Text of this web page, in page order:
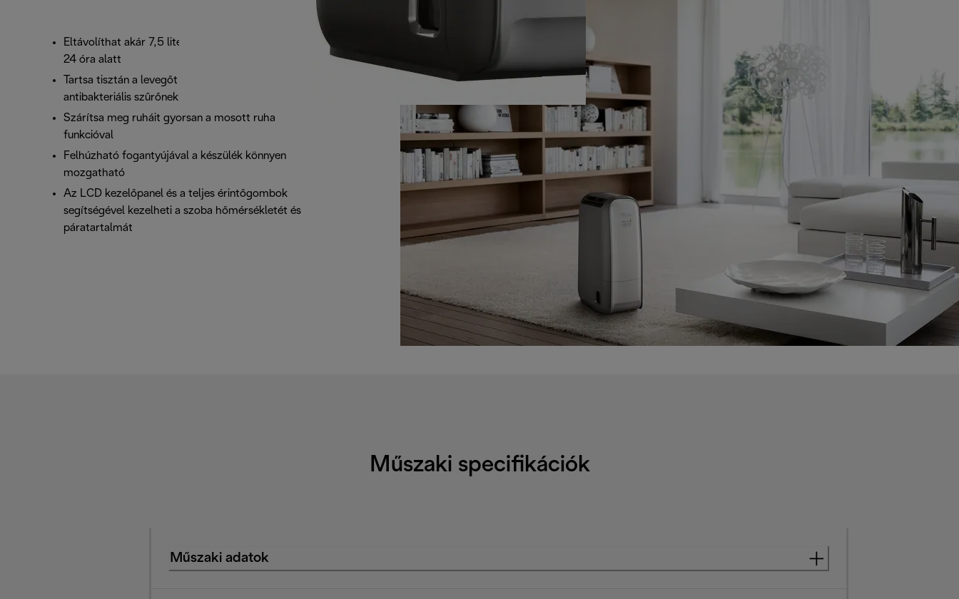
Eltávolíthat akár 7,5 liter felesleges nedvességet
24 óra alatt
Tartsa tisztán a levegőt az ionizálónak és
antibakteriális szűrőnek köszönhetően
Szárítsa meg ruháit gyorsan a mosott ruha
funkcióval
Felhúzható fogantyújával a készülék könnyen
mozgatható
Az LCD kezelőpanel és a teljes érintőgombok
segítségével kezelheti a szoba hőmérsékletét és
páratartalmát
Műszaki specifikációk
Műszaki adatok